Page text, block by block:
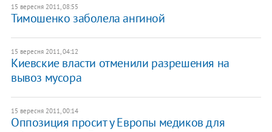
15 вересня 2011, 08:55
Тимошенко заболела ангиной
15 вересня 2011, 04:12
​Киевские власти отменили разрешения на
вывоз мусора
15 вересня 2011, 00:14
​Оппозиция просит у Европы медиков для